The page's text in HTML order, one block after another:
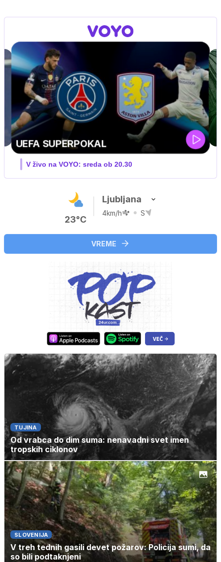
ZUFFA BOXING 10
V živo na VOYO: sobota ob 20.00
23°C
Ljubljana
4km/h S
VREME
TUJINA
Od vrabca do dim suma: nenavadni svet imen
tropskih ciklonov
SLOVENIJA
V treh tednih gasili devet požarov: Policija sumi, da
so bili podtaknjeni